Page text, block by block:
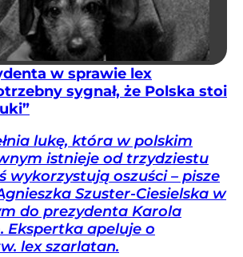
w sprawie lex
sygnał, że Polska stoi
lukę, która w polskim
istnieje od trzydziestu
wykorzystują oszuści – pisze
Szuster-Ciesielska w
do prezydenta Karola
Ekspertka apeluje o
lex szarlatan.